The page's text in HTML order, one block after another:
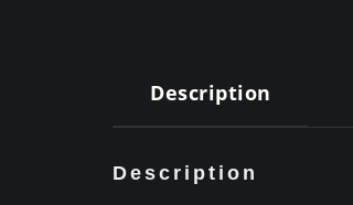
Description
Description